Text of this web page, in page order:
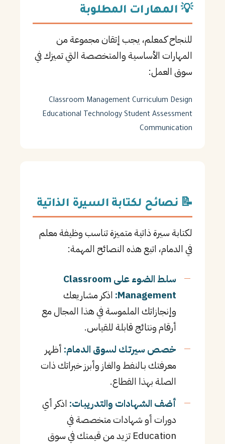
💡 المهارات المطلوبة
للنجاح كـمعلم، يجب إتقان مجموعة من
المهارات الأساسية والمتخصصة التي تميزك في
سوق العمل:
Classroom Management Curriculum Design
Educational Technology Student Assessment
Communication
📝 نصائح لكتابة السيرة الذاتية
لكتابة سيرة ذاتية متميزة تناسب وظيفة معلم
في الدمام، اتبع هذه النصائح المهمة:
سلط الضوء على Classroom
Management: اذكر مشاريعك
وإنجازاتك الملموسة في هذا المجال مع
أرقام ونتائج قابلة للقياس.
خصص سيرتك لسوق الدمام: أظهر
معرفتك بـالنفط والغاز وأبرز خبراتك ذات
الصلة بهذا القطاع.
أضف الشهادات والتدريبات: اذكر أي
دورات أو شهادات متخصصة في
Education تزيد من قيمتك في سوق